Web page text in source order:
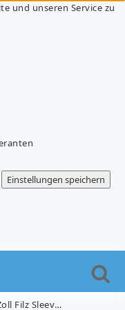
und unseren Service zu
Einstellungen speichern
Hülle für 6,99€